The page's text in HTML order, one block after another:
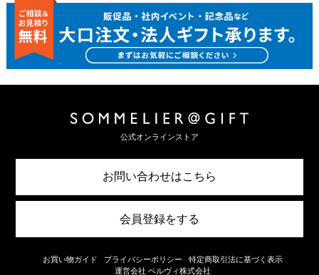
公式オンラインストア
お問い合わせはこちら
会員登録をする
お買い物ガイド プライバシーポリシー
特定商取引法に基づく表示
運営会社 ベルヴィ株式会社